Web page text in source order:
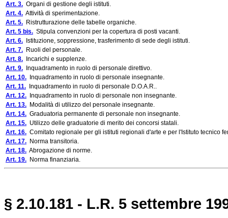
Art. 3. Organi di gestione degli istituti.
Art. 4. Attività di sperimentazione.
Art. 5. Ristrutturazione delle tabelle organiche.
Art. 5 bis. Stipula convenzioni per la copertura di posti vacanti.
Art. 6. Istituzione, soppressione, trasferimento di sede degli istituti.
Art. 7. Ruoli del personale.
Art. 8. Incarichi e supplenze.
Art. 9. Inquadramento in ruolo di personale direttivo.
Art. 10. Inquadramento in ruolo di personale insegnante.
Art. 11. Inquadramento in ruolo di personale D.O.A.R..
Art. 12. Inquadramento in ruolo di personale non insegnante.
Art. 13. Modalità di utilizzo del personale insegnante.
Art. 14. Graduatoria permanente di personale non insegnante.
Art. 15. Utilizzo delle graduatorie di merito dei concorsi statali.
Art. 16. Comitato regionale per gli istituti regionali d'arte e per l'Istituto tecnico
Art. 17. Norma transitoria.
Art. 18. Abrogazione di norme.
Art. 19. Norma finanziaria.
§ 2.10.181 - L.R. 5 settembre